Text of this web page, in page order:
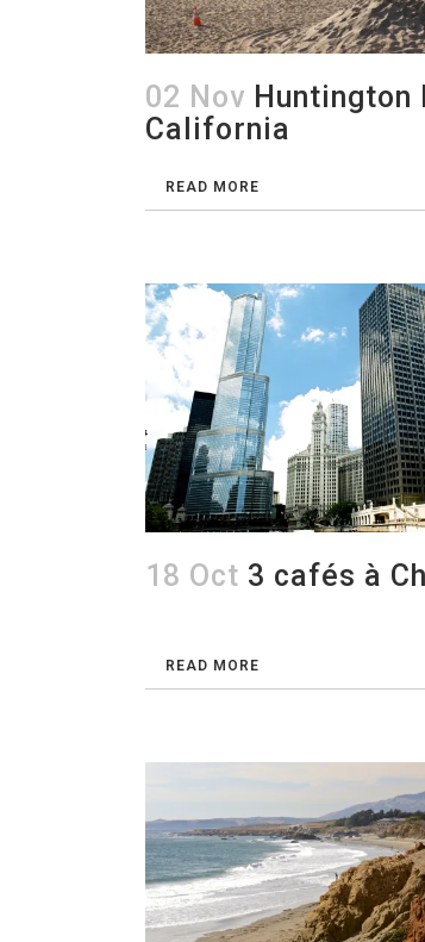
02 Nov Huntington
California
READ MORE
18 Oct 3 cafés à
READ MORE